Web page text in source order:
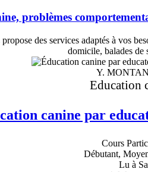
problèmes
des services adaptés à vos
domicile, balades de
Y.
Education
canine par
Cours
Débutant,
Lu à Sa